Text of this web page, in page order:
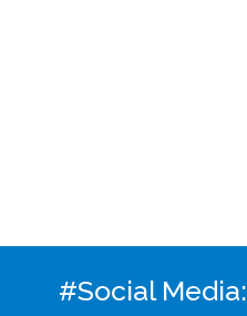
#Social Media: